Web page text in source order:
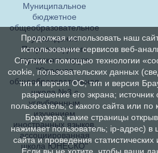
Муниципальное
бюджетное
общеобразовательное
учреждение
Петрозаводского
городского округа
"Средняя
общеобразовательная
школа №3 с
углубленным
изучением
иностранных языков,
ассоциированная
школа ЮНЕСКО"
Продолжая использовать наш
использование сервисов веб-
Спутник с помощью технологии
cookie, пользовательских данных
тип и версия ОС; тип и версия
разрешение его экрана;
пользователь; с какого сайта или
Браузера; какие страницы
нажимает пользователь; ip-адрес) в
сайта и проведения